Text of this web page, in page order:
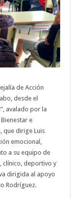
de Acción
desde el
avalado por la
e
que dirige Luis
emocional,
a su equipo de
clínico, deportivo y
dirigida al apoyo
Rodríguez.